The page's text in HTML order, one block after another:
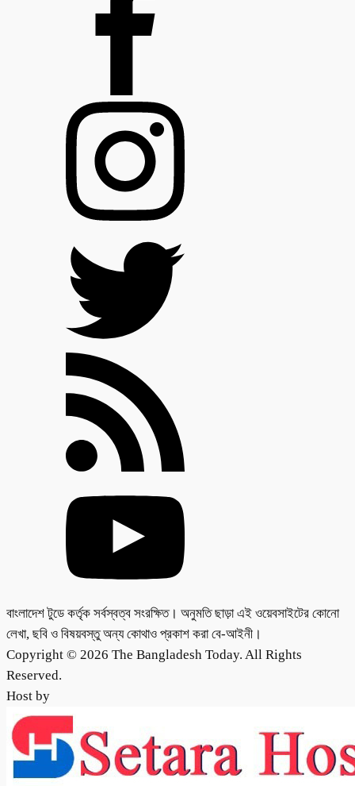
বাংলাদেশ টুডে কর্তৃক সর্বস্বত্ব সংরক্ষিত। অনুমতি ছাড়া এই ওয়েবসাইটের কোনো
লেখা, ছবি ও বিষয়বস্তু অন্য কোথাও প্রকাশ করা বে-আইনী।
Copyright © 2026 The Bangladesh Today. All Rights
Reserved.
Host by